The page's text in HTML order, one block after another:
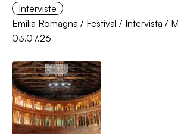
Interviste
Emilia Romagna / Festival / Intervista /
03.07.26